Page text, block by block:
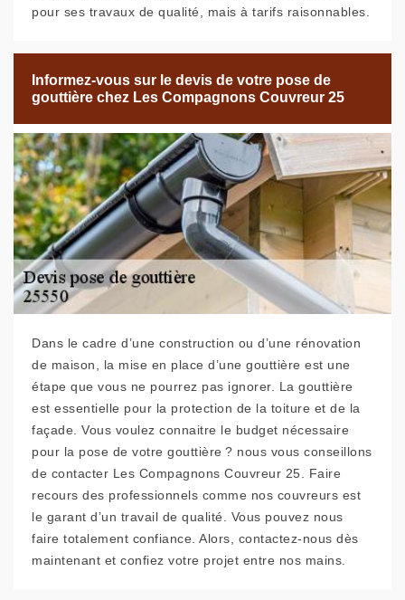
pour ses travaux de qualité, mais à tarifs raisonnables.
Informez-vous sur le devis de votre pose de
gouttière chez Les Compagnons Couvreur 25
Dans le cadre d’une construction ou d’une rénovation
de maison, la mise en place d’une gouttière est une
étape que vous ne pourrez pas ignorer. La gouttière
est essentielle pour la protection de la toiture et de la
façade. Vous voulez connaitre le budget nécessaire
pour la pose de votre gouttière ? nous vous conseillons
de contacter Les Compagnons Couvreur 25. Faire
recours des professionnels comme nos couvreurs est
le garant d’un travail de qualité. Vous pouvez nous
faire totalement confiance. Alors, contactez-nous dès
maintenant et confiez votre projet entre nos mains.